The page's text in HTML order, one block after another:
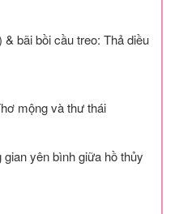
& bãi bồi cầu treo: Thả diều
mộng và thư thái
yên bình giữa hồ thủy